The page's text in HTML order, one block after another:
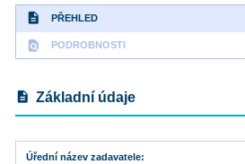
description PŘEHLED
find_in_page PODROBNOSTI
description Základní údaje
Úřední název zadavatele